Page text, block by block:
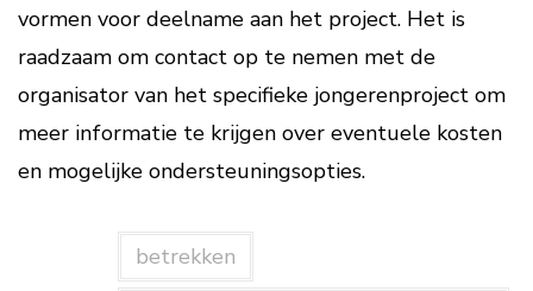
vormen voor deelname aan het project. Het is
raadzaam om contact op te nemen met de
organisator van het specifieke jongerenproject om
meer informatie te krijgen over eventuele kosten
en mogelijke ondersteuningsopties.
betrekken